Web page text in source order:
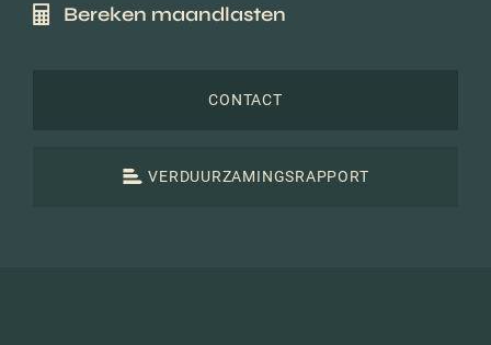
Bereken maandlasten
CONTACT
VERDUURZAMINGSRAPPORT